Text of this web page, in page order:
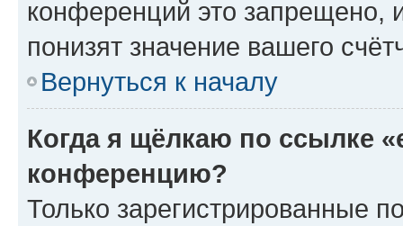
конференций это запрещено,
понизят значение вашего
Вернуться к началу
Когда я щёлкаю по ссылке
конференцию?
Только зарегистрированные